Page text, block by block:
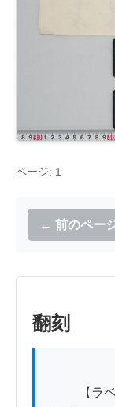
ページ: 1
← 前のペー
翻刻